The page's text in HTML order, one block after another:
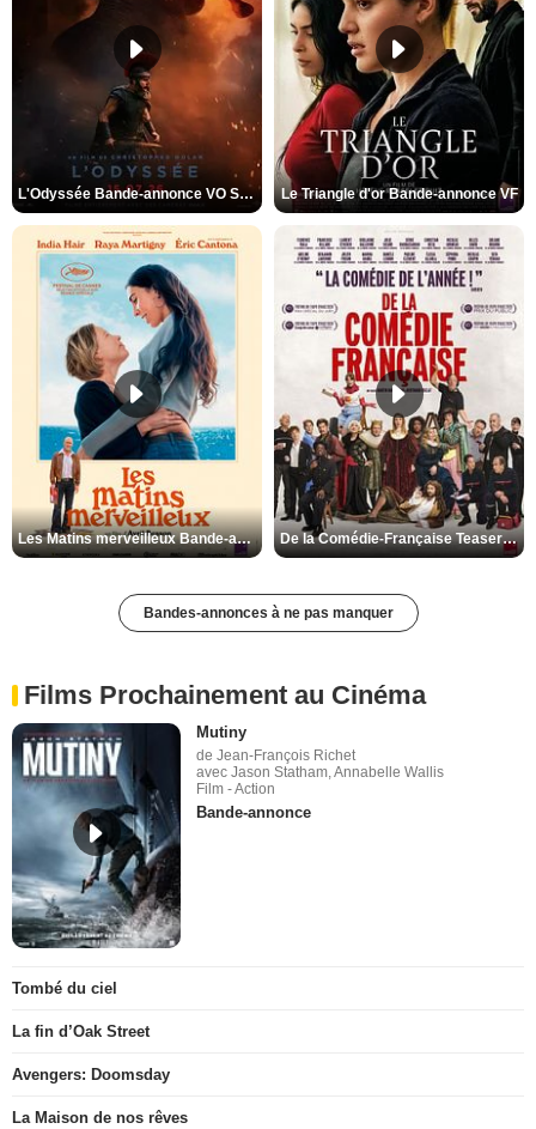
L'Odyssée Bande-annonce VO STFR Le Triangle d'or Bande-annonce VF
Les Matins merveilleux Bande-annonce VF De la Comédie-Française Teaser VF
Bandes-annonces à ne pas manquer
Films Prochainement au Cinéma
Mutiny
de Jean-François Richet
avec Jason Statham, Annabelle Wallis
Film - Action
Bande-annonce
Tombé du ciel
La fin d’Oak Street
Avengers: Doomsday
La Maison de nos rêves